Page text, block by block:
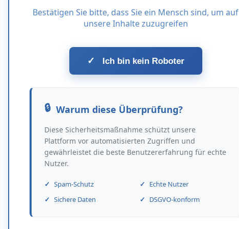
Bestätigen Sie bitte, dass Sie ein Mensch sind, um auf
unsere Inhalte zuzugreifen
✓ Ich bin kein Roboter
Warum diese Überprüfung?
Diese Sicherheitsmaßnahme schützt unsere
Plattform vor automatisierten Zugriffen und
gewährleistet die beste Benutzererfahrung für echte
Nutzer.
Spam-Schutz
Echte Nutzer
Sichere Daten
DSGVO-konform